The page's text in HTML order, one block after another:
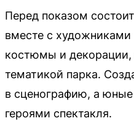
Перед показом
вместе с художниками
костюмы и декорации,
тематикой парка.
в сценографию, а юные
героями спектакля.